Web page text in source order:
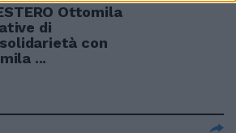
Ottomila
di
con
...